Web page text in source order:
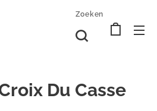
Zoeken
Du Casse